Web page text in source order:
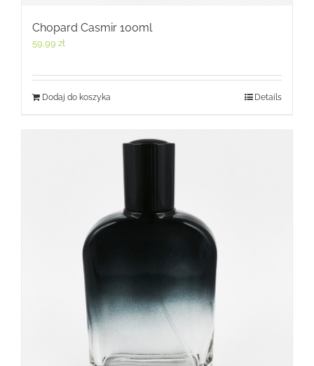
Chopard Casmir 100ml
59,99 zł
Dodaj do koszyka Details